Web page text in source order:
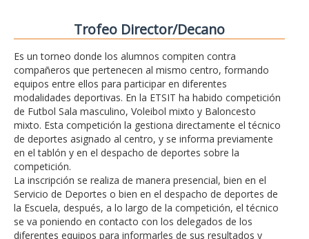
Trofeo Director/Decano
Es un torneo donde los alumnos compiten contra
compañeros que pertenecen al mismo centro, formando
equipos entre ellos para participar en diferentes
modalidades deportivas. En la ETSIT ha habido competición
de Futbol Sala masculino, Voleibol mixto y Baloncesto
mixto. Esta competición la gestiona directamente el técnico
de deportes asignado al centro, y se informa previamente
en el tablón y en el despacho de deportes sobre la
competición.
La inscripción se realiza de manera presencial, bien en el
Servicio de Deportes o bien en el despacho de deportes de
la Escuela, después, a lo largo de la competición, el técnico
se va poniendo en contacto con los delegados de los
diferentes equipos para informarles de sus resultados y